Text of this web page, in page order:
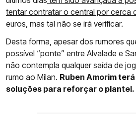
tentar contratar o central por cerca
euros, mas tal não se irá verificar.
Desta forma, apesar dos rumores
possível “ponte” entre Alvalade e
não contempla qualquer saída de
rumo ao Milan. Ruben Amorim
soluções para reforçar o plantel.